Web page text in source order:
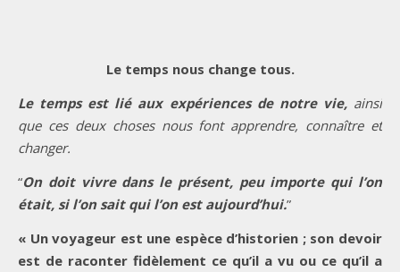
Le temps nous change tous.
Le temps est lié aux expériences de notre vie, ainsi
que ces deux choses nous font apprendre, connaître et
changer.
“On doit vivre dans le présent, peu importe qui l’on
était, si l’on sait qui l’on est aujourd’hui.”
« Un voyageur est une espèce d’historien ; son devoir
est de raconter fidèlement ce qu’il a vu ou ce qu’il a